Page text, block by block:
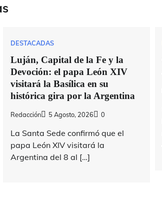
DESTACADAS
Luján, Capital de la Fe y la
Devoción: el papa León XIV
visitará la Basílica en su
histórica gira por la Argentina
Redacción 5 Agosto, 2026 0
La Santa Sede confirmó que el
papa León XIV visitará la
Argentina del 8 al […]